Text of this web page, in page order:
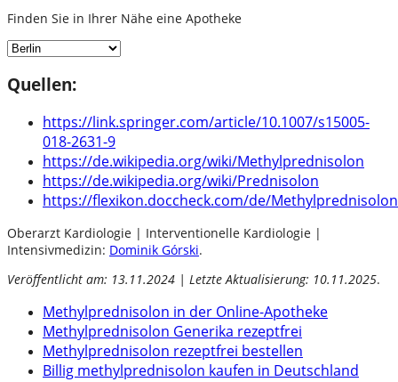
Finden Sie in Ihrer Nähe eine Apotheke
Quellen:
https://link.springer.com/article/10.1007/s15005-
018-2631-9
https://de.wikipedia.org/wiki/Methylprednisolon
https://de.wikipedia.org/wiki/Prednisolon
https://flexikon.doccheck.com/de/Methylprednisolon
Oberarzt Kardiologie | Interventionelle Kardiologie |
Intensivmedizin: Dominik Górski.
Veröffentlicht am: 13.11.2024 | Letzte Aktualisierung: 10.11.2025.
Methylprednisolon in der Online-Apotheke
Methylprednisolon Generika rezeptfrei
Methylprednisolon rezeptfrei bestellen
Billig methylprednisolon kaufen in Deutschland